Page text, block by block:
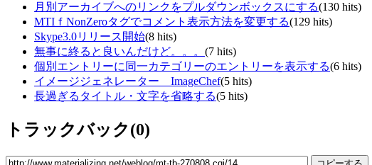
月別アーカイブへのリンクをプルダウンボックスにする(130 hits)
MTIｆNonZeroタグでコメント表示方法を変更する(129 hits)
Skype3.0リリース開始(8 hits)
無事に終ると良いんだけど。。。 (7 hits)
個別エントリーに同一カテゴリーのエントリーを表示する(6 hits)
イメージジェネレーター ImageChef(5 hits)
長過ぎるタイトル・文字を省略する(5 hits)
トラックバック(0)